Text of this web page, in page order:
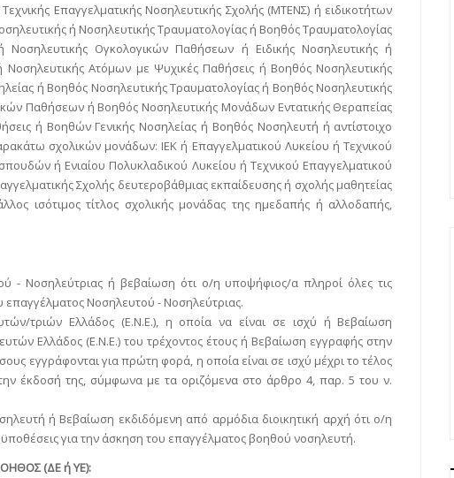
Επαγγελματικής Νοσηλευτικής Σχολής (ΜΤΕΝΣ) ή ειδικοτήτων
ή Νοσηλευτικής Τραυματολογίας ή Βοηθός Τραυματολογίας
Νοσηλευτικής Ογκολογικών Παθήσεων ή Ειδικής Νοσηλευτικής ή
Ατόμων με Ψυχικές Παθήσεις ή Βοηθός Νοσηλευτικής
ή Βοηθός Νοσηλευτικής Τραυματολογίας ή Βοηθός Νοσηλευτικής
Παθήσεων ή Βοηθός Νοσηλευτικής Μονάδων Εντατικής Θεραπείας
ή Βοηθών Γενικής Νοσηλείας ή Βοηθός Νοσηλευτή ή αντίστοιχο
σχολικών μονάδων: ΙΕΚ ή Επαγγελματικού Λυκείου ή Τεχνικού
ή Ενιαίου Πολυκλαδικού Λυκείου ή Τεχνικού Επαγγελματικού
Σχολής δευτεροβάθμιας εκπαίδευσης ή σχολής μαθητείας
ισότιμος τίτλος σχολικής μονάδας της ημεδαπής ή αλλοδαπής,
- Νοσηλεύτριας ή βεβαίωση ότι ο/η υποψήφιος/α πληροί όλες τις
επαγγέλματος Νοσηλευτού - Νοσηλεύτριας.
τριών Ελλάδος (Ε.Ν.Ε.), η οποία να είναι σε ισχύ ή Βεβαίωση
Ελλάδος (Ε.Ν.Ε.) του τρέχοντος έτους ή Βεβαίωση εγγραφής στην
εγγράφονται για πρώτη φορά, η οποία είναι σε ισχύ μέχρι το τέλος
έκδοσή της, σύμφωνα με τα οριζόμενα στο άρθρο 4, παρ. 5 του ν.
ή Βεβαίωση εκδιδόμενη από αρμόδια διοικητική αρχή ότι ο/η
για την άσκηση του επαγγέλματος βοηθού νοσηλευτή.
(ΔΕ ή ΥΕ):